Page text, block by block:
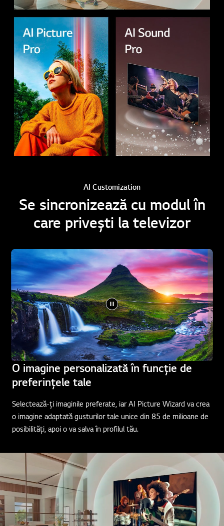
AI Customization
Se sincronizează cu modul în
care privești la televizor
O imagine personalizată în funcție de
preferințele tale
Selectează-ți imaginile preferate, iar AI Picture Wizard va crea
o imagine adaptată gusturilor tale unice din 85 de milioane de
posibilități, apoi o va salva în profilul tău.